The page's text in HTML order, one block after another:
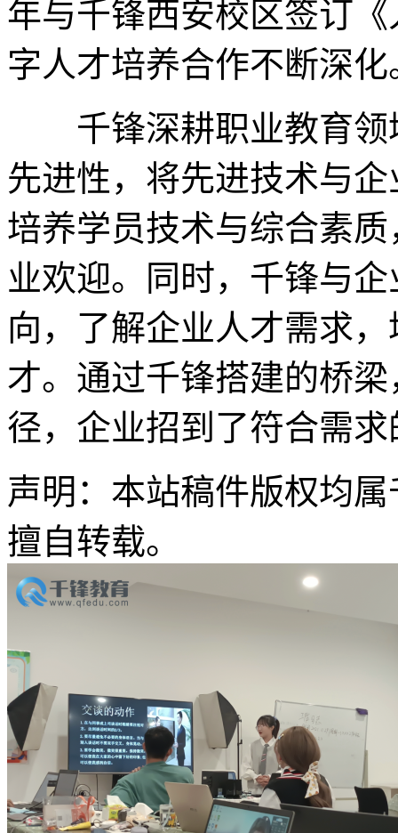
年与千锋西安校区签订
字人才培养合作不断深化
千锋深耕职业教育领
先进性，将先进技术与
培养学员技术与综合素
业欢迎。同时，千锋与
向，了解企业人才需求
才。通过千锋搭建的桥
径，企业招到了符合需
声明：本站稿件版权均
擅自转载。